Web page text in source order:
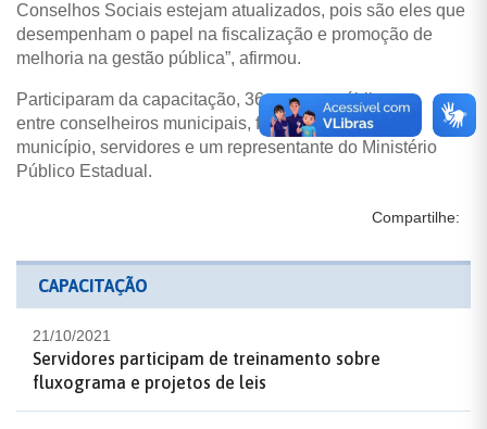
Conselhos Sociais estejam atualizados, pois são eles que
desempenham o papel na fiscalização e promoção de
melhoria na gestão pública”, afirmou.
Participaram da capacitação, 36 agentes públicos
entre conselheiros municipais, fiscais de contrato do
município, servidores e um representante do Ministério
Público Estadual.
Compartilhe:
CAPACITAÇÃO
21/10/2021
Servidores participam de treinamento sobre
fluxograma e projetos de leis